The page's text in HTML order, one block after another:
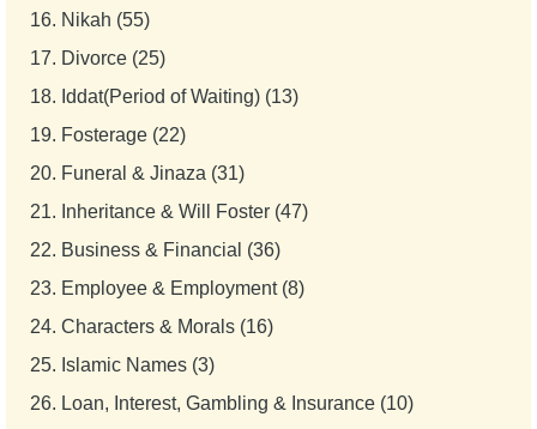
16. Nikah (55)
17. Divorce (25)
18. Iddat(Period of Waiting) (13)
19. Fosterage (22)
20. Funeral & Jinaza (31)
21. Inheritance & Will Foster (47)
22. Business & Financial (36)
23. Employee & Employment (8)
24. Characters & Morals (16)
25. Islamic Names (3)
26. Loan, Interest, Gambling & Insurance (10)